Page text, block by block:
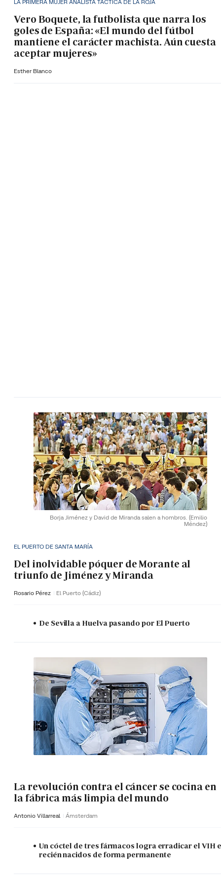
LA PRIMERA MUJER ANALISTA TÁCTICA DE LA ROJA
Vero Boquete, la futbolista que narra los
goles de España: «El mundo del fútbol
mantiene el carácter machista. Aún cuesta
aceptar mujeres»
Esther Blanco
Borja Jiménez y David de Miranda salen a hombros. (Emilio
Méndez)
EL PUERTO DE SANTA MARÍA
Del inolvidable póquer de Morante al
triunfo de Jiménez y Miranda
Rosario Pérez El Puerto (Cádiz)
De Sevilla a Huelva pasando por El Puerto
La revolución contra el cáncer se cocina en
la fábrica más limpia del mundo
Antonio Villarreal Ámsterdam
Un cóctel de tres fármacos logra erradicar el VIH
recién nacidos de forma permanente